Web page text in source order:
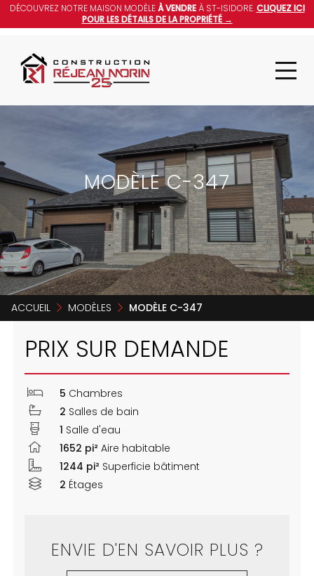
DÉCOUVREZ NOTRE MAISON MODÈLEÀ VENDREÀ ST-ISIDORE.CLIQUEZ ICI
POUR LES DÉTAILS DE LA PROPRIÉTÉ →
MODÈLE C-347
ACCUEIL MODÈLES MODÈLE C-347
PRIX SUR DEMANDE
5 Chambres
2 Salles de bain
1 Salle d'eau
1652 pi² Aire habitable
1244 pi² Superficie bâtiment
2 Étages
ENVIE D'EN SAVOIR PLUS ?